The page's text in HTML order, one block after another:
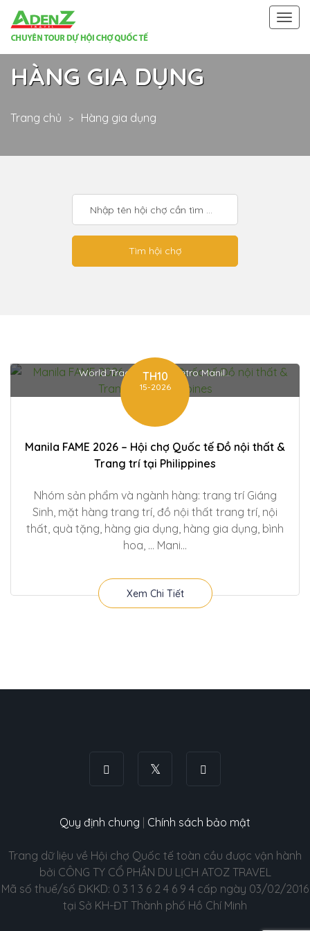
HÀNG GIA DỤNG
Trang chủ Hàng gia dụng
World Trade Center Metro Manil...
TH10
15-2026
Manila FAME 2026 – Hội chợ Quốc tế Đồ nội thất &
Trang trí tại Philippines
Nhóm sản phẩm và ngành hàng: trang trí Giáng
Sinh, mặt hàng trang trí, đồ nội thất trang trí, nội
thất, quà tặng, hàng gia dụng, hàng gia dụng, bình
hoa, … Mani...
Xem Chi Tiết
Quy định chung Chính sách bảo mật
Trang dữ liệu về Hội chợ Quốc tế toàn cầu được vận hành
bởi CÔNG TY CỔ PHẦN DU LỊCH ATOZ TRAVEL
Mã số thuế/số ĐKKD: 0 3 1 3 6 2 4 6 9 4 cấp ngày 03/02/2016
tại Sở KH-ĐT Thành phố Hồ Chí Minh